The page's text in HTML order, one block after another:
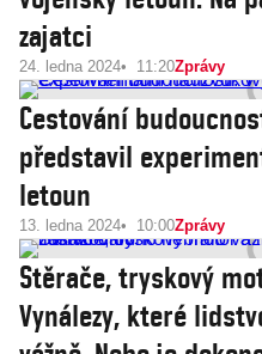
zajatci
24. ledna 2024 11:20Zprávy
Cestování
představil
letoun
13. ledna 2024 10:00Zprávy
Stěrače, tryskový
Vynálezy, které